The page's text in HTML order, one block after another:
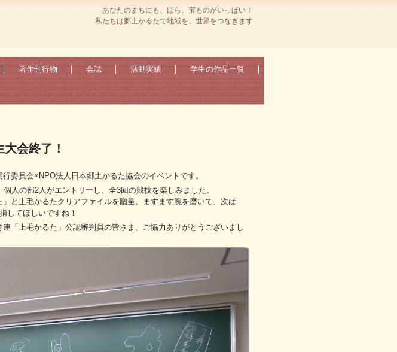
あなたのまちにも、ほら、宝ものがいっぱい！
私たちは郷土かるたで地域を、世界をつなぎます
著作刊行物 会誌 活動実績 学生の作品一覧
会終了！
委員会×NPO法人日本郷土かるた協会のイベントです。
人の部2人がエントリーし、全3回の競技を楽しみました。
と上毛かるたクリアファイルを贈呈。ますます腕を磨いて、次は
してほしいですね！
「上毛かるた」公認審判員の皆さま、ご協力ありがとうございまし